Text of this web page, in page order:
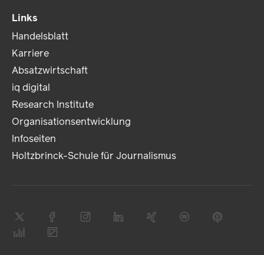
Links
Handelsblatt
Karriere
Absatzwirtschaft
iq digital
Research Institute
Organisationsentwicklung
Infoseiten
Holtzbrinck-Schule für Journalismus